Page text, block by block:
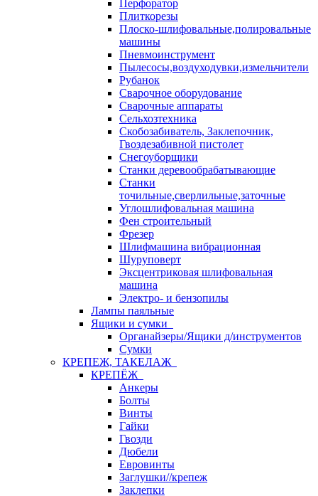
Перфоратор
Плиткорезы
Плоско-шлифовальные,полировальные
машины
Пневмоинструмент
Пылесосы,воздуходувки,измельчители
Рубанок
Сварочное оборудование
Сварочные аппараты
Сельхозтехника
Скобозабиватель, Заклепочник,
Гвоздезабивной пистолет
Снегоуборщики
Станки деревообрабатывающие
Станки
точильные,сверлильные,заточные
Углошлифовальная машина
Фен строительный
Фрезер
Шлифмашина вибрационная
Шуруповерт
Эксцентриковая шлифовальная
машина
Электро- и бензопилы
Лампы паяльные
Ящики и сумки
Органайзеры/Ящики д/инструментов
Сумки
КРЕПЕЖ, ТАКЕЛАЖ
КРЕПЁЖ
Анкеры
Болты
Винты
Гайки
Гвозди
Дюбели
Евровинты
Заглушки//крепеж
Заклепки